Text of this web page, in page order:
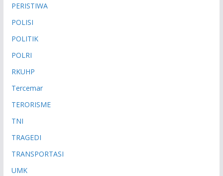
PERISTIWA
POLISI
POLITIK
POLRI
RKUHP
Tercemar
TERORISME
TNI
TRAGEDI
TRANSPORTASI
UMK